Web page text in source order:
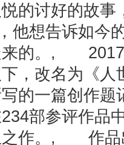
的讨好的故事
他想告诉如今
来的。, 2017
，改名为《人
的一篇创作题
部参评作品
之作。, 作品